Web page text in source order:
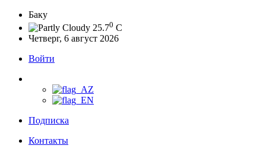
Баку
25.70 C
Четверг, 6 август 2026
Войти
Подписка
Контакты